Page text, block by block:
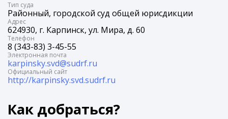
Tип суда
Районный, городской суд общей юрисдикции
Адрес
624930, г. Карпинск, ул. Мира, д. 60
Телефон
8 (343-83) 3-45-55
Электронная почта
karpinsky.svd@sudrf.ru
Официальный сайт
http://karpinsky.svd.sudrf.ru
Как добраться?